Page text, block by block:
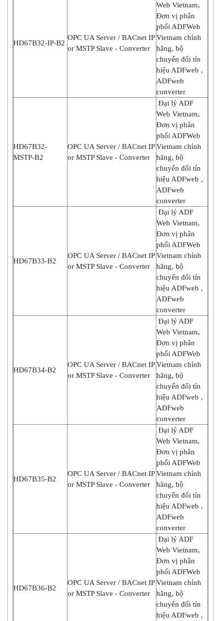
HD67B32-IP-B2
OPC UA Server / BACnet IP
or MSTP Slave - Converter
Web Vietnam,
Đơn vị phân
phối ADFWeb
Vietnam chính
hãng, bộ
chuyển đổi tín
hiệu ADFweb ,
ADFweb
converter
HD67B32-
MSTP-B2
OPC UA Server / BACnet IP
or MSTP Slave - Converter
Đại lý ADF
Web Vietnam,
Đơn vị phân
phối ADFWeb
Vietnam chính
hãng, bộ
chuyển đổi tín
hiệu ADFweb ,
ADFweb
converter
HD67B33-B2
OPC UA Server / BACnet IP
or MSTP Slave - Converter
Đại lý ADF
Web Vietnam,
Đơn vị phân
phối ADFWeb
Vietnam chính
hãng, bộ
chuyển đổi tín
hiệu ADFweb ,
ADFweb
converter
HD67B34-B2
OPC UA Server / BACnet IP
or MSTP Slave - Converter
Đại lý ADF
Web Vietnam,
Đơn vị phân
phối ADFWeb
Vietnam chính
hãng, bộ
chuyển đổi tín
hiệu ADFweb ,
ADFweb
converter
HD67B35-B2
OPC UA Server / BACnet IP
or MSTP Slave - Converter
Đại lý ADF
Web Vietnam,
Đơn vị phân
phối ADFWeb
Vietnam chính
hãng, bộ
chuyển đổi tín
hiệu ADFweb ,
ADFweb
converter
HD67B36-B2
OPC UA Server / BACnet IP
or MSTP Slave - Converter
Đại lý ADF
Web Vietnam,
Đơn vị phân
phối ADFWeb
Vietnam chính
hãng, bộ
chuyển đổi tín
hiệu ADFweb ,